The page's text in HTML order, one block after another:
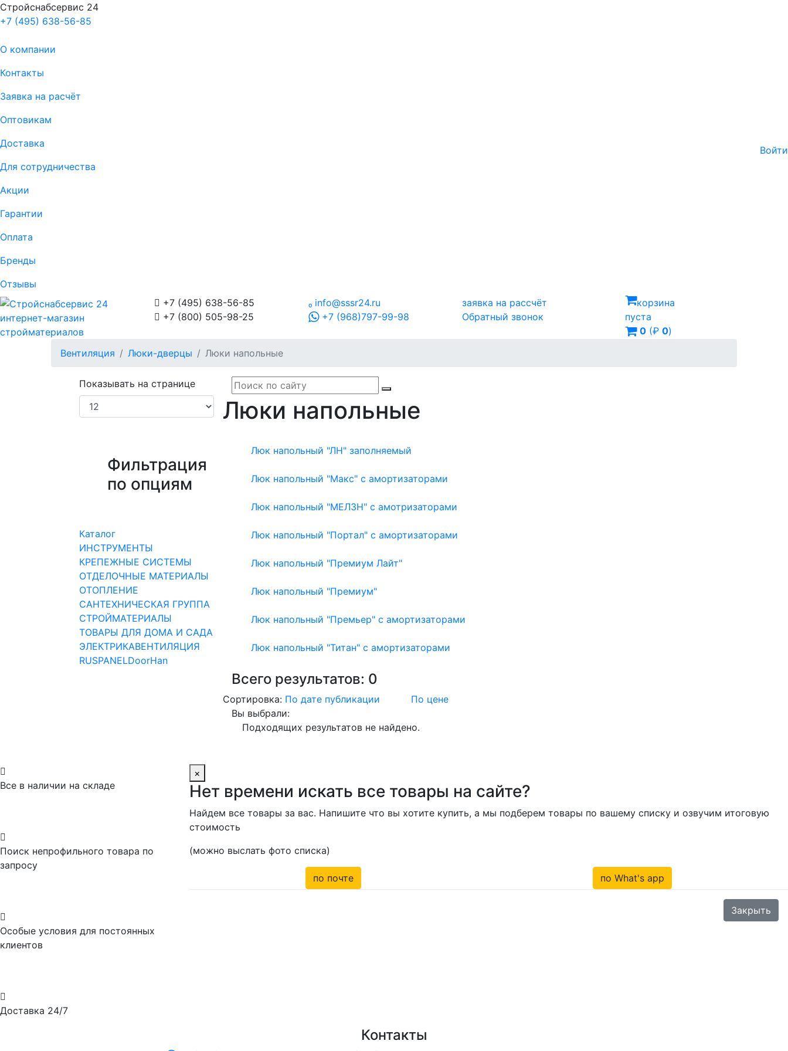
Стройснабсервис 24
+7 (495) 638-56-85
О компании
Контакты
Заявка на расчёт
Оптовикам
Доставка
Для сотрудничества
Акции
Гарантии
Оплата
Бренды
Отзывы
Войти
интернет-магазин
стройматериалов
корзина
пуста
0 (₽0)
 +7 (495) 638-56-85
 +7 (800) 505-98-25
info@sssr24.ru
+7 (968)797-99-98
заявка на рассчёт
Обратный звонок
Вентиляция Люки-дверцы Люки напольные
Люки напольные
Люк напольный "ЛН" заполняемый
Люк напольный "Макс" с амортизаторами
Люк напольный "МЕЛЗН" с амотризаторами
Люк напольный "Портал" с амортизаторами
Люк напольный "Премиум Лайт"
Люк напольный "Премиум"
Люк напольный "Премьер" с амортизаторами
Люк напольный "Титан" с амортизаторами
Всего результатов: 0
Сортировка: По дате публикации
По цене
Вы выбрали:
Подходящих результатов не найдено.
Показывать на странице
Фильтрация
по опциям
Каталог
ИНСТРУМЕНТЫ
КРЕПЕЖНЫЕ СИСТЕМЫ
ОТДЕЛОЧНЫЕ МАТЕРИАЛЫ
ОТОПЛЕНИЕ
САНТЕХНИЧЕСКАЯ ГРУППА
СТРОЙМАТЕРИАЛЫ
ТОВАРЫ ДЛЯ ДОМА И САДА
ЭЛЕКТРИКАВЕНТИЛЯЦИЯ
RUSPANELDoorHan

Все в наличии на складе

Поиск непрофильного товара по
запросу

Особые условия для постоянных
клиентов

Доставка 24/7
×
Нет времени искать все товары на сайте?
Найдем все товары за вас. Напишите что вы хотите купить, а мы подберем товары по вашему списку и озвучим итоговую
стоимость
(можно выслать фото списка)
по почте по What's app
Закрыть
Контакты